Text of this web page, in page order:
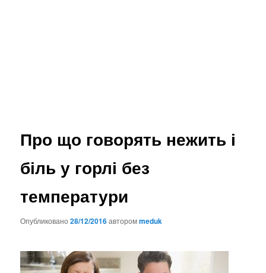
Про що говорять нежить і
біль у горлі без
температури
Опубликовано28/12/2016авторомmeduk